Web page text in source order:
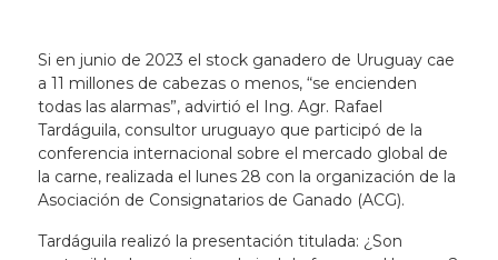
Si en junio de 2023 el stock ganadero de Uruguay cae
a 11 millones de cabezas o menos, “se encienden
todas las alarmas”, advirtió el Ing. Agr. Rafael
Tardáguila, consultor uruguayo que participó de la
conferencia internacional sobre el mercado global de
la carne, realizada el lunes 28 con la organización de la
Asociación de Consignatarios de Ganado (ACG).
Tardáguila realizó la presentación titulada: ¿Son